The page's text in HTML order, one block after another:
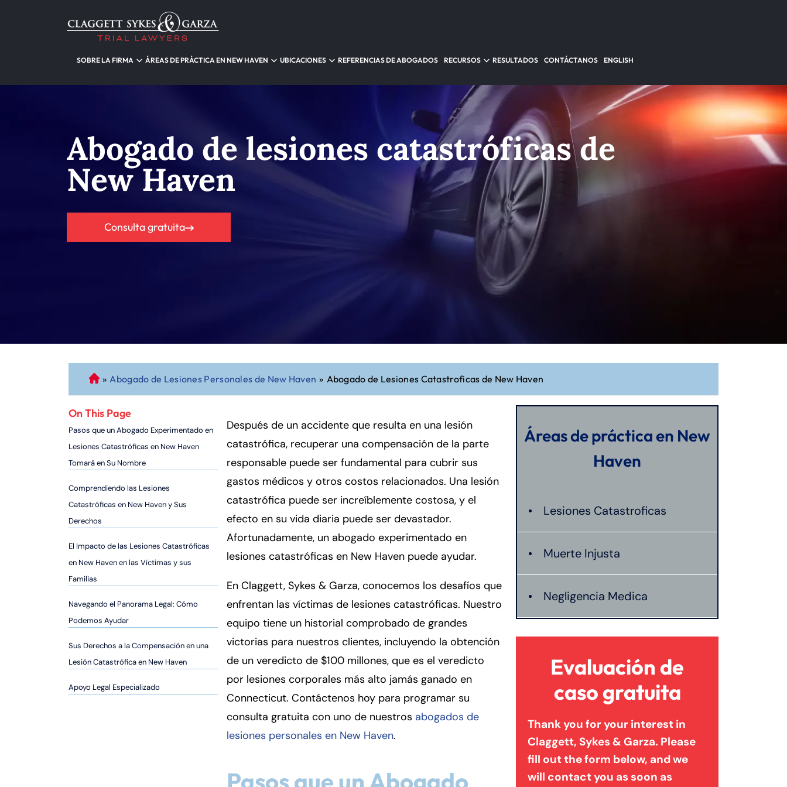
SOBRE LA FIRMA ÁREAS DE PRÁCTICA EN NEW HAVEN UBICACIONES REFERENCIAS DE ABOGADOS RECURSOS RESULTADOS CONTÁCTANOS ENGLISH
Abogado de lesiones catastróficas de
New Haven
Consulta gratuita
A
b
o
d
o
er
so
Inj
ur
d
e
C
o
n
» Abogado de Lesiones Personales de New Haven » Abogado de Lesiones Catastroficas de New Haven
On This Page
Pasos que un Abogado Experimentado en
Lesiones Catastróficas en New Haven
Tomará en Su Nombre
Comprendiendo las Lesiones
Catastróficas en New Haven y Sus
Derechos
El Impacto de las Lesiones Catastróficas
en New Haven en las Víctimas y sus
Familias
Navegando el Panorama Legal: Cómo
Podemos Ayudar
Sus Derechos a la Compensación en una
Lesión Catastrófica en New Haven
Apoyo Legal Especializado
Después de un accidente que resulta en una lesión
catastrófica, recuperar una compensación de la parte
responsable puede ser fundamental para cubrir sus
gastos médicos y otros costos relacionados. Una lesión
catastrófica puede ser increíblemente costosa, y el
efecto en su vida diaria puede ser devastador.
Afortunadamente, un abogado experimentado en
lesiones catastróficas en New Haven puede ayudar.
En Claggett, Sykes & Garza, conocemos los desafíos que
enfrentan las víctimas de lesiones catastróficas. Nuestro
equipo tiene un historial comprobado de grandes
victorias para nuestros clientes, incluyendo la obtención
de un veredicto de $100 millones, que es el veredicto
por lesiones corporales más alto jamás ganado en
Connecticut. Contáctenos hoy para programar su
consulta gratuita con uno de nuestros abogados de
lesiones personales en New Haven.
Pasos que un Abogado
Áreas de práctica en New
Haven
Lesiones Catastroficas
Muerte Injusta
Negligencia Medica
Evaluación de
caso gratuita
Thank you for your interest in
Claggett, Sykes & Garza. Please
fill out the form below, and we
will contact you as soon as